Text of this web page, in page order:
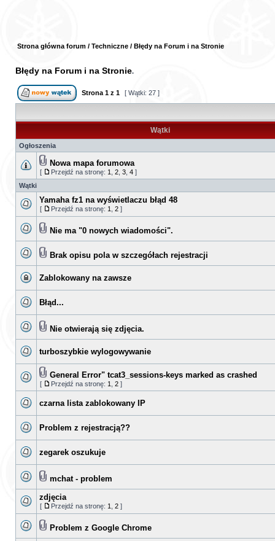
Strona główna forum / Techniczne / Błędy na Forum i na Stronie
Błędy na Forum i na Stronie
Strona 1 z 1 [ Wątki: 27 ]
Wątki
Ogłoszenia
Nowa mapa forumowa
[ Przejdź na stronę: 1 2 3 4 ]
Wątki
Yamaha fz1 na wyświetlaczu błąd 48
[ Przejdź na stronę: 1 2 ]
Nie ma "0 nowych wiadomości".
Brak opisu pola w szczegółach rejestracji
Zablokowany na zawsze
Błąd...
Nie otwierają się zdjęcia.
turboszybkie wylogowywanie
General Error" tcat3_sessions-keys marked as crashed
[ Przejdź na stronę: 1 2 ]
czarna lista zablokowany IP
Problem z rejestracją??
zegarek oszukuje
mchat - problem
zdjęcia
[ Przejdź na stronę: 1 2 ]
Problem z Google Chrome